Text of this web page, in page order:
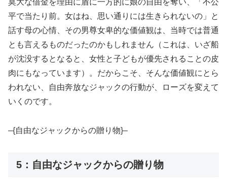
莫大な借金を理由に盾に一方的に娘の自由を奪い、「不公
平で当たり前。女はね、思い通りには生きられないの」と
話す母の心情、その男尊女卑的な価値観は、当時では普通
とも言えるものだったのかもしれません（これは、いざ船
が沈没するとなると、女性と子どもが優先されることの皮
肉にもなっています）。だからこそ、そんな価値観にとら
われない、自由奔放なジャックの行動が、ローズを変えて
いくのです。
–{自由なジャックからの贈り物}–
5：自由なジャックからの贈り物